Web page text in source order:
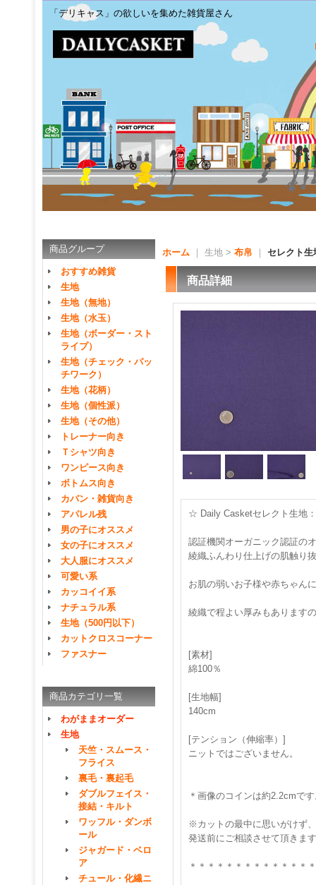
「デリキャス」の欲しいを集めた雑貨屋さん
商品グループ
おすすめ雑貨
生地
生地（無地）
生地（水玉）
生地（ボーダー・スト
ライプ）
生地（チェック・パッ
チワーク）
生地（花柄）
生地（個性派）
生地（その他）
トレーナー向き
Ｔシャツ向き
ワンピース向き
ボトムス向き
カバン・雑貨向き
アパレル残
男の子にオススメ
女の子にオススメ
大人服にオススメ
可愛い系
カッコイイ系
ナチュラル系
生地（500円以下）
カットクロスコーナー
ファスナー
商品カテゴリ一覧
わがままオーダー
生地
天竺・スムース・
フライス
裏毛・裏起毛
ダブルフェイス・
接結・キルト
ワッフル・ダンボ
ール
ジャガード・ベロ
ア
チュール・化繊ニ
ホーム ｜ 生地 > 布帛 セレクト生
商品詳細
☆ Daily Casketセレクト生地
認証機関オーガニック認証の
綾織ふんわり仕上げの肌触り
お肌の弱いお子様や赤ちゃん
綾織で程よい厚みもあります
[素材]
綿100％
[生地幅]
140cm
[テンション（伸縮率）]
ニットではございません。
＊画像のコインは約2.2cmで
※カットの最中に思いがけず
発送前にご相談させて頂きま
＊＊＊＊＊＊＊＊＊＊＊＊＊